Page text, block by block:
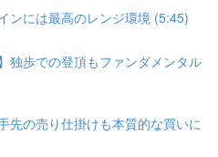
ンには最高のレンジ環境 (5:45)
独歩での登頂もファンダメンタル
先の売り仕掛けも本質的な買いに